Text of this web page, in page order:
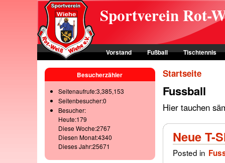
Skip to main content Sportverein Rot-
Vorstand Fußball Tischtennis
Startseite
Fussball
Hier tauchen
Neue T-
Posted in
Besucherzähler
Seitenaufrufe:3,385,153
Seitenbesucher:0
Besucher:
Heute:179
Diese Woche:2767
Diesen Monat:4340
Dieses Jahr:25671